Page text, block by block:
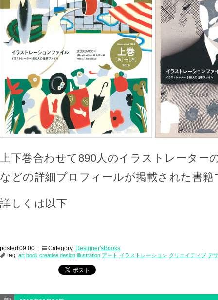
上下巻合わせて890人のイラストレーター
などの詳細プロフィールが掲載された書籍
詳しくは以下
posted 09:00 | Category: Designer'sBooks
tag: art book creative design illustration アート イラストレーション クリエイティブ デ